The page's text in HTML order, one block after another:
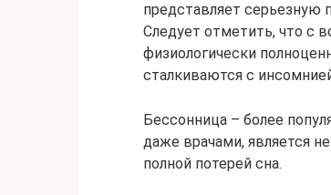
представляет серьезную
Следует отметить, что с
физиологически
сталкиваются с
Бессонница – более
даже врачами, является
полной потерей сна.